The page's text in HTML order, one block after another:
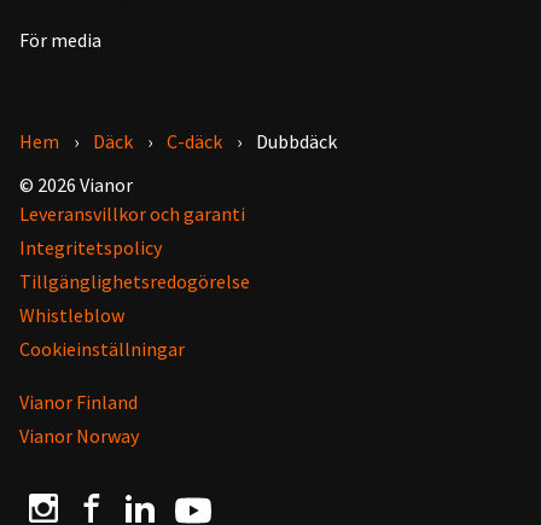
För media
Hem Däck C-däck
Dubbdäck
© 2026 Vianor
Leveransvillkor och garanti
Integritetspolicy
Tillgänglighetsredogörelse
Whistleblow
Cookieinställningar
Vianor Finland
Vianor Norway